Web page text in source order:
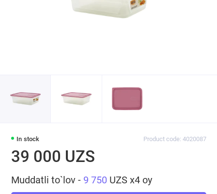
In stock Product code: 4020087
39 000 UZS
Muddatli to`lov - 9 750 UZS x4 oy